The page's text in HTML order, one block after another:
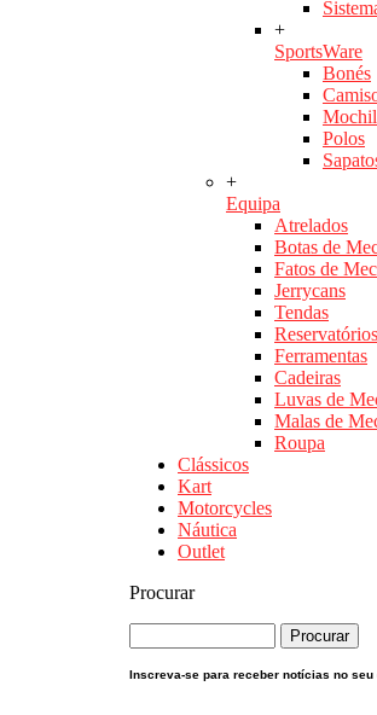
+
SportsWare
Bonés
Polos
+
Equipa
Atrelados
Botas de
Fatos de
Jerrycans
Tendas
Ferramentas
Cadeiras
Luvas de
Malas de
Roupa
Clássicos
Kart
Motorcycles
Náutica
Outlet
Procurar
Inscreva-se para receber notícias no seu